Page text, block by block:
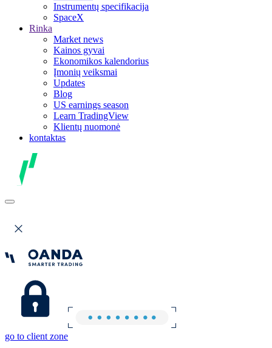
Instrumentų specifikacija
SpaceX
Rinka
Market news
Kainos gyvai
Ekonomikos kalendorius
Įmonių veiksmai
Updates
Blog
US earnings season
Learn TradingView
Klientų nuomonė
kontaktas
go to client zone